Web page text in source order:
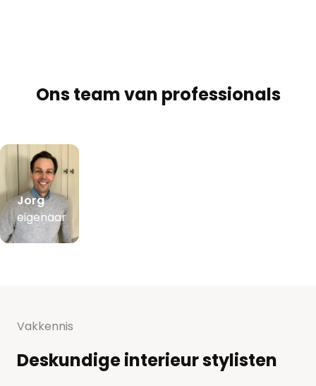
Ons team van professionals
Jorg
eigenaar
Vakkennis
Deskundige interieur stylisten